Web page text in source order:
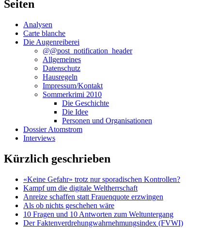
Seiten
Analysen
Carte blanche
Die Augenreiberei
@@post_notification_header
Allgemeines
Datenschutz
Hausregeln
Impressum/Kontakt
Sommerkrimi 2010
Die Geschichte
Die Idee
Personen und Organisationen
Dossier Atomstrom
Interviews
Kürzlich geschrieben
«Keine Gefahr» trotz nur sporadischen Kontrollen?
Kampf um die digitale Weltherrschaft
Anreize schaffen statt Frauenquote erzwingen
Als ob nichts geschehen wäre
10 Fragen und 10 Antworten zum Weltuntergang
Der Faktenverdrehungwahrnehmungsindex (FVWI)